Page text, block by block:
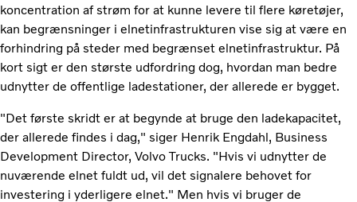
koncentration af strøm for at kunne levere til flere køretøjer,
kan begrænsninger i elnetinfrastrukturen vise sig at være en
forhindring på steder med begrænset elnetinfrastruktur. På
kort sigt er den største udfordring dog, hvordan man bedre
udnytter de offentlige ladestationer, der allerede er bygget.
"Det første skridt er at begynde at bruge den ladekapacitet,
der allerede findes i dag," siger Henrik Engdahl, Business
Development Director, Volvo Trucks. "Hvis vi udnytter de
nuværende elnet fuldt ud, vil det signalere behovet for
investering i yderligere elnet." Men hvis vi bruger de